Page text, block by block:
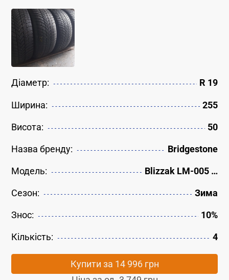
Діаметр: R 19
Ширина: 255
Висота: 50
Назва бренду: Bridgestone
Модель: Blizzak LM-005 …
Сезон: Зима
Знос: 10%
Кількість: 4
Купити за 14 996 грн